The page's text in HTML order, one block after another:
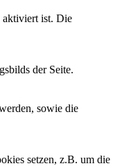
aktiviert ist. Die
der Seite.
sowie die
setzen, z.B. um die